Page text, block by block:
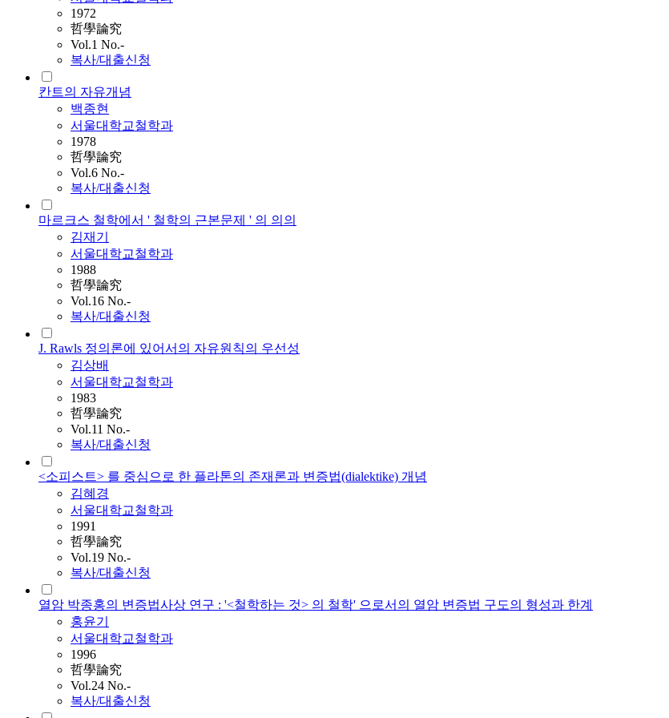
1972
哲學論究
Vol.1 No.-
복사/대출신청
칸트의 자유개념
백종현
서울대학교철학과
1978
哲學論究
Vol.6 No.-
복사/대출신청
마르크스 철학에서 ' 철학의 근본문제 ' 의 의의
김재기
서울대학교철학과
1988
哲學論究
Vol.16 No.-
복사/대출신청
J. Rawls 정의론에 있어서의 자유원칙의 우선성
김상배
서울대학교철학과
1983
哲學論究
Vol.11 No.-
복사/대출신청
<소피스트> 를 중심으로 한 플라톤의 존재론과 변증법(dialektike) 개념
김혜경
서울대학교철학과
1991
哲學論究
Vol.19 No.-
복사/대출신청
열암 박종홍의 변증법사상 연구 : '<철학하는 것> 의 철학' 으로서의 열암 변증법 구도의 형성과 한계
홍윤기
서울대학교철학과
1996
哲學論究
Vol.24 No.-
복사/대출신청